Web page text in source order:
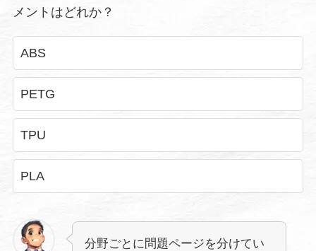
メントはどれか？
ABS
PETG
TPU
PLA
分野ごとに問題ページを分けてい